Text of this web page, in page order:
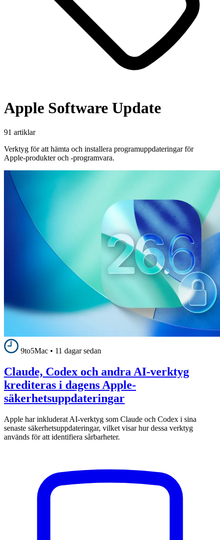
Apple Software Update
91 artiklar
Verktyg för att hämta och installera programuppdateringar för
Apple-produkter och -programvara.
9to5Mac • 11 dagar sedan
Claude, Codex och andra AI-verktyg
krediteras i dagens Apple-
säkerhetsuppdateringar
Apple har inkluderat AI-verktyg som Claude och Codex i sina
senaste säkerhetsuppdateringar, vilket visar hur dessa verktyg
används för att identifiera sårbarheter.